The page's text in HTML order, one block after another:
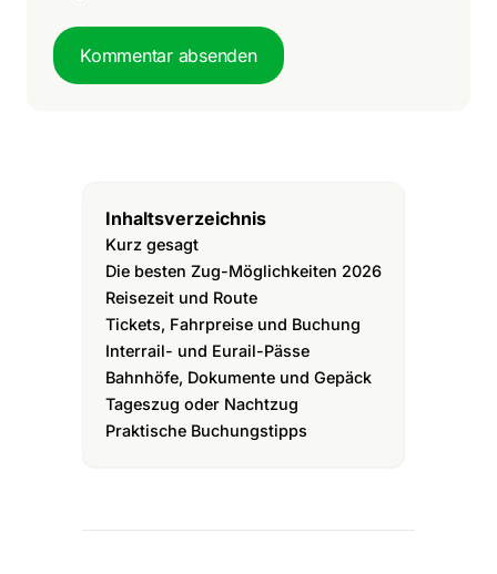
Kommentar absenden
Inhaltsverzeichnis
Kurz gesagt
Die besten Zug-Möglichkeiten 2026
Reisezeit und Route
Tickets, Fahrpreise und Buchung
Interrail- und Eurail-Pässe
Bahnhöfe, Dokumente und Gepäck
Tageszug oder Nachtzug
Praktische Buchungstipps